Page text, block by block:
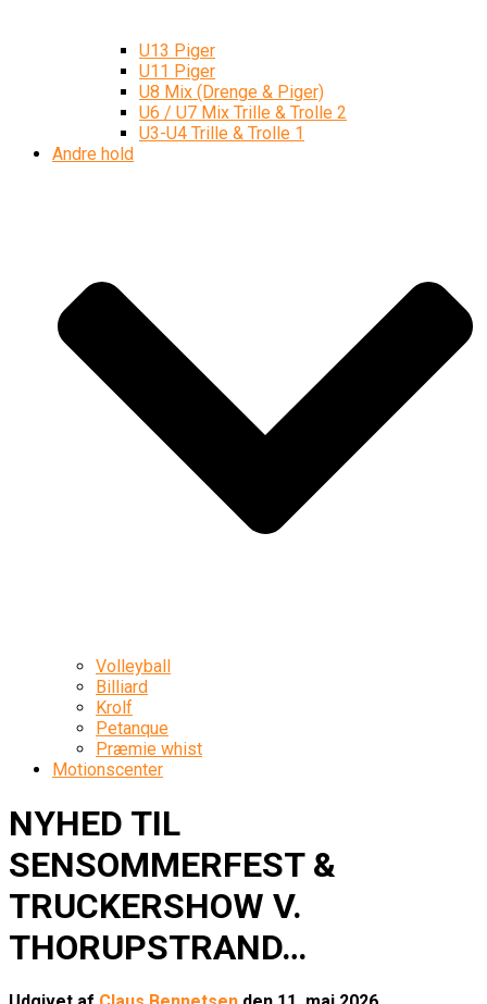
U13 Piger
U11 Piger
U8 Mix (Drenge & Piger)
U6 / U7 Mix Trille & Trolle 2
U3-U4 Trille & Trolle 1
Andre hold
Volleyball
Billiard
Krolf
Petanque
Præmie whist
Motionscenter
NYHED TIL
SENSOMMERFEST &
TRUCKERSHOW V.
THORUPSTRAND…